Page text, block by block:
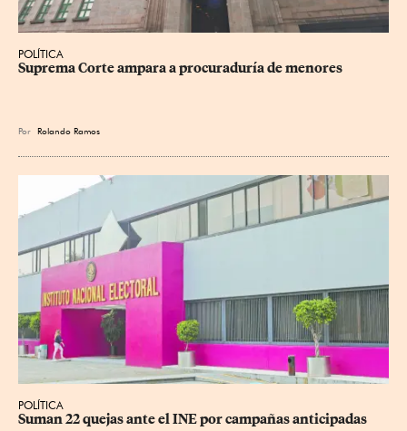
POLÍTICA
Suprema Corte ampara a procuraduría de menores
Por Rolando Ramos
POLÍTICA
Suman 22 quejas ante el INE por campañas anticipadas